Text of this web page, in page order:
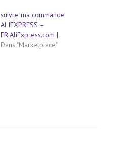
suivre ma commande
ALIEXPRESS –
FR.AliExpress.com |
Dans "Marketplace"